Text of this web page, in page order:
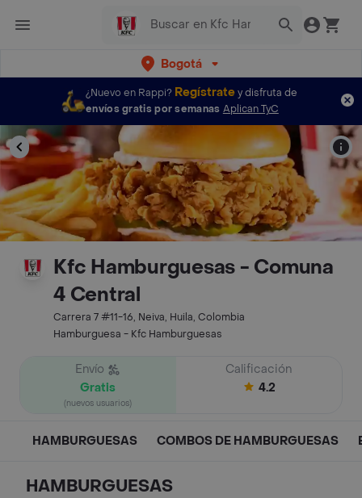
Bogotá
¿Nuevo en Rappi? Regístratey disfruta de
envíos gratis por semanas Aplican TyC
Kfc Hamburguesas - Comuna
4 Central
Carrera 7 #11-16, Neiva, Huila, Colombia
Hamburguesa - Kfc Hamburguesas
Envío
Gratis
(nuevos usuarios)
Calificación
4.2
HAMBURGUESAS COMBOS DE HAMBURGUESAS
HAMBURGUESAS